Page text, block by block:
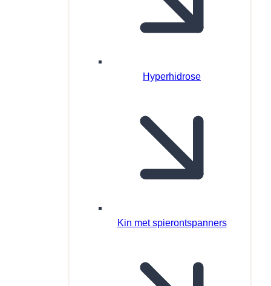
Hyperhidrose
Kin met spierontspanners